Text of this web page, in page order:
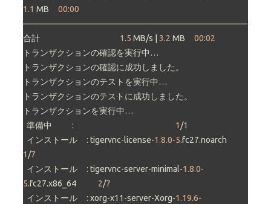
1 .1 MB 00:00
——————————————————————————–
合計 1 .5 MB/s | 3.2 MB 00:02
トランザクションの確認を実行中…
トランザクションの確認に成功しました。
トランザクションのテストを実行中…
トランザクションのテストに成功しました。
トランザクションを実行中…
  準備中           :
1 /1
  インストール     : tigervnc-license-
1.8.0-5
1 /7
  インストール     : tigervnc-server-minimal-
1.8.0-
5.fc27.x86_64 2/7
  インストール     : xorg-x11-server-Xorg-
1.19.6-